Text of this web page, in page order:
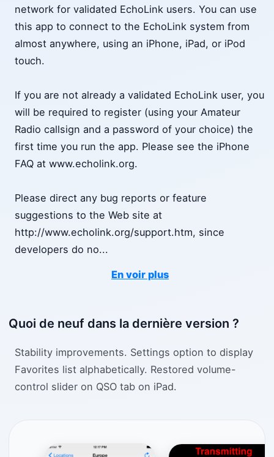
network for validated EchoLink users. You can use
this app to connect to the EchoLink system from
almost anywhere, using an iPhone, iPad, or iPod
touch.
If you are not already a validated EchoLink user, you
will be required to register (using your Amateur
Radio callsign and a password of your choice) the
first time you run the app. Please see the iPhone
FAQ at www.echolink.org.
Please direct any bug reports or feature
suggestions to the Web site at
http://www.echolink.org/support.htm, since
developers do no...
En voir plus
Quoi de neuf dans la dernière version ?
Stability improvements. Settings option to display
Favorites list alphabetically. Restored volume-
control slider on QSO tab on iPad.